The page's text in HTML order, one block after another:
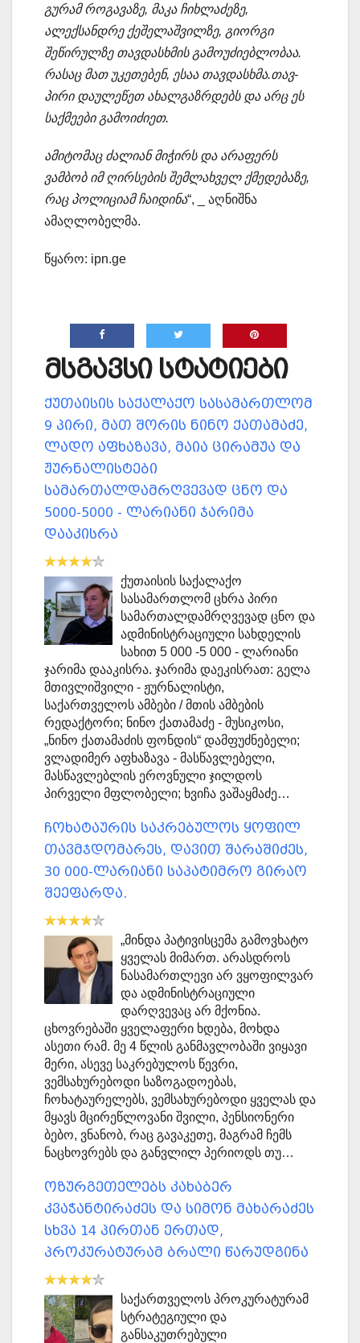
გურამ როგავაზე, მაკა ჩიხლაძეზე,
ალექსანდრე ქეშელაშვილზე, გიორგი
შეწირულზე თავდასხმის გამოუძიებლობაა.
რასაც მათ უკეთებენ, ესაა თავდასხმა.თავ-
პირი დაულეწეთ ახალგაზრდებს და არც ეს
საქმეები გამოიძიეთ.
ამიტომაც ძალიან მიჭირს და არაფერს
ვამბობ იმ ღირსების შემლახველ ქმედებაზე,
რაც პოლიციამ ჩაიდინა“, _ აღნიშნა
ამაღლობელმა.
წყარო: ipn.ge
მსგავსი სტატიები
ქუთაისის საქალაქო სასამართლომ
9 პირი, მათ შორის ნინო ქათამაძე,
ლადო აფხაზავა, მაია ცირამუა და
ჟურნალისტები
სამართალდამრღვევად ცნო და
5000-5000 - ლარიანი ჯარიმა
დააკისრა
ქუთაისის საქალაქო
სასამართლომ ცხრა პირი
სამართალდამრღვევად ცნო და
ადმინისტრაციული სახდელის
სახით 5 000 -5 000 - ლარიანი
ჯარიმა დააკისრა. ჯარიმა დაეკისრათ: გელა
მთივლიშვილი - ჟურნალისტი,
საქართველოს ამბები / მთის ამბების
რედაქტორი; ნინო ქათამაძე - მუსიკოსი,
„ნინო ქათამაძის ფონდის“ დამფუძნებელი;
ვლადიმერ აფხაზავა - მასწავლებელი,
მასწავლებლის ეროვნული ჯილდოს
პირველი მფლობელი; ხვიჩა ვაშაყმაძე…
ჩოხატაურის საკრებულოს ყოფილ
თავმჯდომარეს, დავით შარაშიძეს,
30 000-ლარიანი საპატიმრო გირაო
შეეფარდა.
„მინდა პატივისცემა გამოვხატო
ყველას მიმართ. არასდროს
ნასამართლევი არ ვყოფილვარ
და ადმინისტრაციული
დარღვევაც არ მქონია.
ცხოვრებაში ყველაფერი ხდება, მოხდა
ასეთი რამ. მე 4 წლის განმავლობაში ვიყავი
მერი, ასევე საკრებულოს წევრი,
ვემსახურებოდი საზოგადოებას,
ჩოხატაურელებს, ვემსახურებოდი ყველას და
მყავს მცირეწლოვანი შვილი, პენსიონერი
ბებო, ვნანობ, რაც გავაკეთე, მაგრამ ჩემს
ნაცხოვრებს და განვლილ პერიოდს თუ…
ოზურგეთელებს კახაბერ
კვაჭანტირაძეს და სიმონ მახარაძეს
სხვა 14 პირთან ერთად,
პროკურატურამ ბრალი წარუდგინა
საქართველოს პროკურატურამ
სტრატეგიული და
განსაკუთრებული